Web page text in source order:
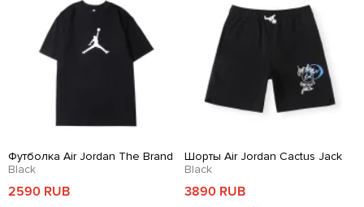
Футболка Air Jordan The Brand
Black
2590 RUB
Шорты Air Jordan Cactus Jack
Black
3890 RUB